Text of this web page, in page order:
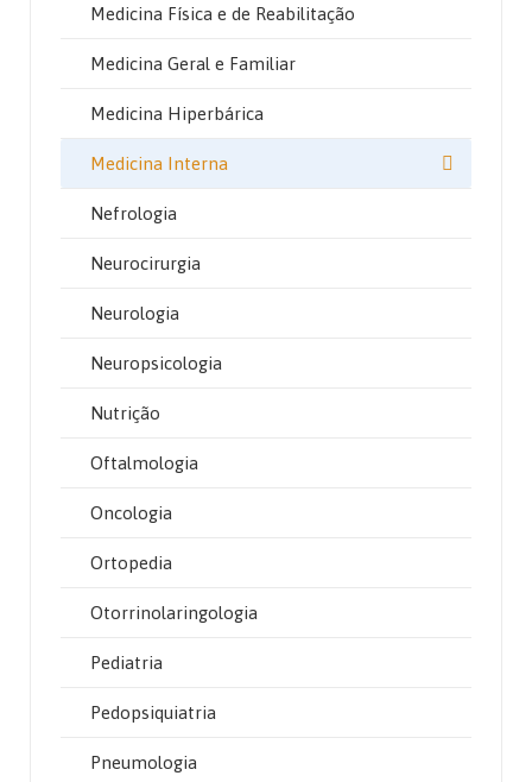
Medicina Física e de Reabilitação
Medicina Geral e Familiar
Medicina Hiperbárica
Medicina Interna
Nefrologia
Neurocirurgia
Neurologia
Neuropsicologia
Nutrição
Oftalmologia
Oncologia
Ortopedia
Otorrinolaringologia
Pediatria
Pedopsiquiatria
Pneumologia